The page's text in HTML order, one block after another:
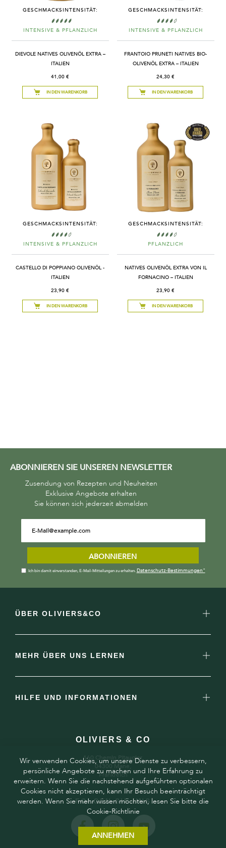
GESCHMACKSINTENSITÄT:
INTENSIVE & PFLANZLICH
DIEVOLE NATIVES OLIVENÖL EXTRA –
ITALIEN
41,00 €
IN DEN WARENKORB
GESCHMACKSINTENSITÄT:
INTENSIVE & PFLANZLICH
FRANTOIO PRUNETI NATIVES BIO-
OLIVENÖL EXTRA – ITALIEN
24,30 €
IN DEN WARENKORB
GESCHMACKSINTENSITÄT:
INTENSIVE & PFLANZLICH
CASTELLO DI POPPIANO OLIVENÖL -
ITALIEN
23,90 €
IN DEN WARENKORB
GESCHMACKSINTENSITÄT:
PFLANZLICH
NATIVES OLIVENÖL EXTRA VON IL
FORNACINO – ITALIEN
23,90 €
IN DEN WARENKORB
ABONNIEREN SIE UNSEREN NEWSLETTER
Zusendung von Rezepten und Neuheiten
Exklusive Angebote erhalten
Sie können sich jederzeit abmelden
ABONNIEREN
Ich bin damit einverstanden, E-Mail-Mitteilungen zu erhalten. Datenschutz-Bestimmungen"
ÜBER OLIVIERS&CO
MEHR ÜBER UNS LERNEN
HILFE UND INFORMATIONEN
OLIVIERS & CO
160 Chemin Pitaugier,
04300 Mane,
Frankreich
FOLGEN SIE UNS
Wir verwenden Cookies, um unsere Dienste zu verbessern,
persönliche Angebote zu machen und Ihre Erfahrung zu
erweitern. Wenn Sie die nachstehend aufgeführten optionalen
Cookies nicht akzeptieren, kann Ihr Besuch beeinträchtigt
werden. Wenn Sie mehr wissen möchten, lesen Sie bitte die
Cookie-Richtlinie
ANNEHMEN